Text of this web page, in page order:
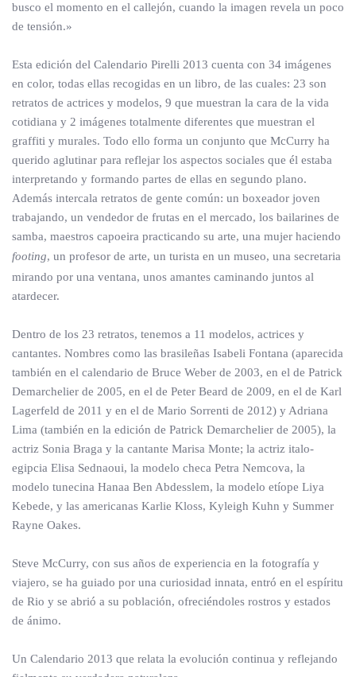
busco el momento en el callejón, cuando la imagen revela un poco
de tensión.»
Esta edición del Calendario Pirelli 2013 cuenta con 34 imágenes
en color, todas ellas recogidas en un libro, de las cuales: 23 son
retratos de actrices y modelos, 9 que muestran la cara de la vida
cotidiana y 2 imágenes totalmente diferentes que muestran el
graffiti y murales. Todo ello forma un conjunto que McCurry ha
querido aglutinar para reflejar los aspectos sociales que él estaba
interpretando y formando partes de ellas en segundo plano.
Además intercala retratos de gente común: un boxeador joven
trabajando, un vendedor de frutas en el mercado, los bailarines de
samba, maestros capoeira practicando su arte, una mujer haciendo
footing, un profesor de arte, un turista en un museo, una secretaria
mirando por una ventana, unos amantes caminando juntos al
atardecer.
Dentro de los 23 retratos, tenemos a 11 modelos, actrices y
cantantes. Nombres como las brasileñas Isabeli Fontana (aparecida
también en el calendario de Bruce Weber de 2003, en el de Patrick
Demarchelier de 2005, en el de Peter Beard de 2009, en el de Karl
Lagerfeld de 2011 y en el de Mario Sorrenti de 2012) y Adriana
Lima (también en la edición de Patrick Demarchelier de 2005), la
actriz Sonia Braga y la cantante Marisa Monte; la actriz italo-
egipcia Elisa Sednaoui, la modelo checa Petra Nemcova, la
modelo tunecina Hanaa Ben Abdesslem, la modelo etíope Liya
Kebede, y las americanas Karlie Kloss, Kyleigh Kuhn y Summer
Rayne Oakes.
Steve McCurry, con sus años de experiencia en la fotografía y
viajero, se ha guiado por una curiosidad innata, entró en el espíritu
de Rio y se abrió a su población, ofreciéndoles rostros y estados
de ánimo.
Un Calendario 2013 que relata la evolución continua y reflejando